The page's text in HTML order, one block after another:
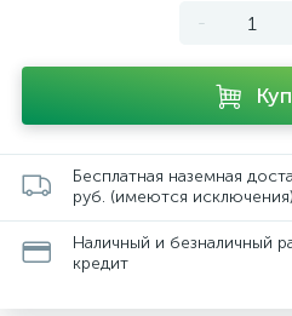
-
Бесплатная наземная
руб. (имеются исключения)
Наличный и безналичный
кредит